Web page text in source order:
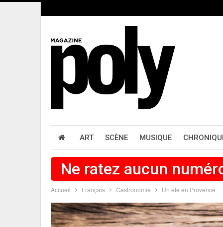
ART SCÈNE MUSIQUE
Ne ratez aucun
Accueil Français Gastronomie Un été en Provence